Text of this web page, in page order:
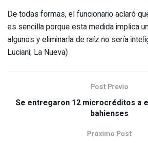
De todas formas, el funcionario aclaró
es sencilla porque esta medida implica
algunos y eliminarla de raíz no sería
Luciani; La Nueva)
Post Previo
Se entregaron 12 microcréditos a
bahienses
Próximo Post